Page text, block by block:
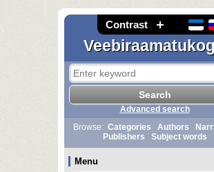
Contrast
Advanced search
Browse: Categories Authors
Publishers
Subject words
Menu